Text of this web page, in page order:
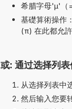
希腊字母'µ'（
基礎算術操作
(π) 在此都允
或: 通过选择列
从选择列表中
然后输入您要